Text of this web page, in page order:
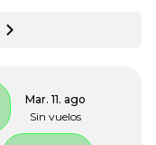
Mar. 11. ago
Sin vuelos